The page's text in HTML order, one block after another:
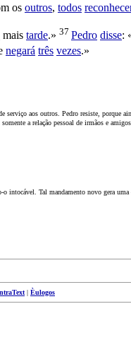
os outros, todos
mais tarde.» 37 Pedro disse:
negará três vezes.»
aos outros. Pedro resiste, porque
a relação pessoal de irmãos e
intocável. Tal mandamento novo gera
| Èulogos